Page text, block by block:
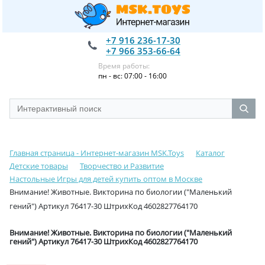
+7 916 236-17-30
+7 966 353-66-64
Время работы:
пн - вс: 07:00 - 16:00
Главная страница - Интернет-магазин MSK.Toys
Каталог
Детские товары
Творчество и Развитие
Настольные Игры для детей купить оптом в Москве
Внимание! Животные. Викторина по биологии ("Маленький
гений") Артикул 76417-30 ШтрихКод 4602827764170
Внимание! Животные. Викторина по биологии ("Маленький
гений") Артикул 76417-30 ШтрихКод 4602827764170